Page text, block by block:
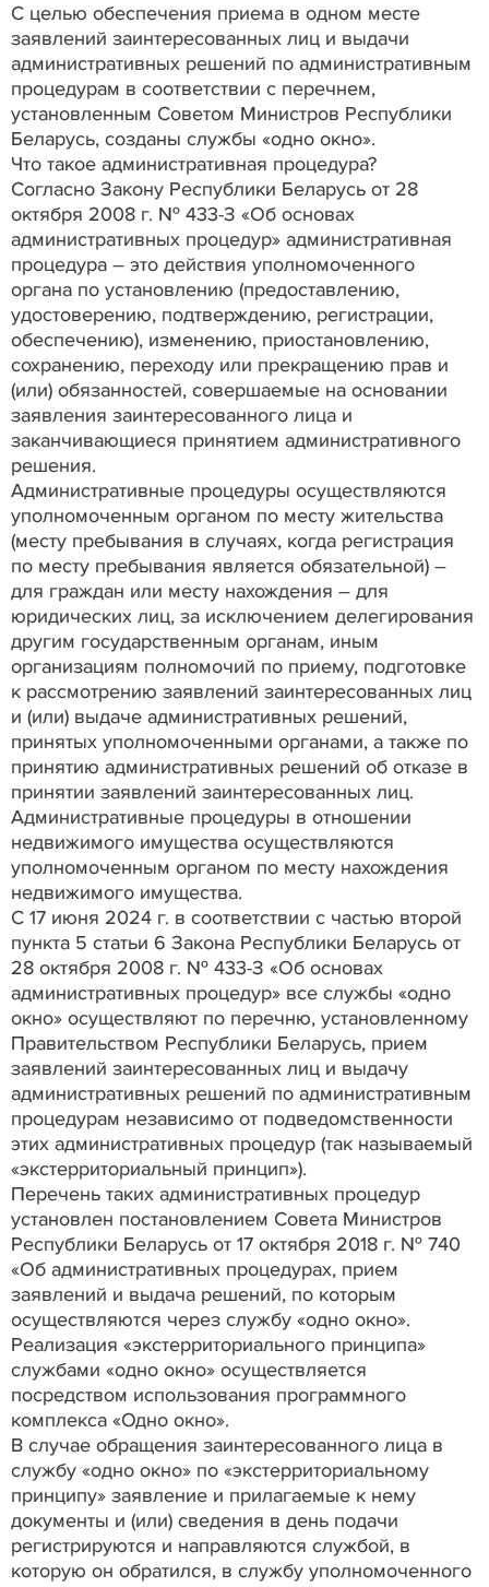
С целью обеспечения приема в одном месте
заявлений заинтересованных лиц и выдачи
административных решений по административным
процедурам в соответствии с перечнем,
установленным Советом Министров Республики
Беларусь, созданы службы «одно окно».
Что такое административная процедура?
Согласно Закону Республики Беларусь от 28
октября 2008 г. № 433-З «Об основах
административных процедур» административная
процедура – это действия уполномоченного
органа по установлению (предоставлению,
удостоверению, подтверждению, регистрации,
обеспечению), изменению, приостановлению,
сохранению, переходу или прекращению прав и
(или) обязанностей, совершаемые на основании
заявления заинтересованного лица и
заканчивающиеся принятием административного
решения.
Административные процедуры осуществляются
уполномоченным органом по месту жительства
(месту пребывания в случаях, когда регистрация
по месту пребывания является обязательной) –
для граждан или месту нахождения – для
юридических лиц, за исключением делегирования
другим государственным органам, иным
организациям полномочий по приему, подготовке
к рассмотрению заявлений заинтересованных лиц
и (или) выдаче административных решений,
принятых уполномоченными органами, а также по
принятию административных решений об отказе в
принятии заявлений заинтересованных лиц.
Административные процедуры в отношении
недвижимого имущества осуществляются
уполномоченным органом по месту нахождения
недвижимого имущества.
С 17 июня 2024 г. в соответствии с частью второй
пункта 5 статьи 6 Закона Республики Беларусь от
28 октября 2008 г. № 433-З «Об основах
административных процедур» все службы «одно
окно» осуществляют по перечню, установленному
Правительством Республики Беларусь, прием
заявлений заинтересованных лиц и выдачу
административных решений по административным
процедурам независимо от подведомственности
этих административных процедур (так называемый
«экстерриториальный принцип»).
Перечень таких административных процедур
установлен постановлением Совета Министров
Республики Беларусь от 17 октября 2018 г. № 740
«Об административных процедурах, прием
заявлений и выдача решений, по которым
осуществляются через службу «одно окно».
Реализация «экстерриториального принципа»
службами «одно окно» осуществляется
посредством использования программного
комплекса «Одно окно».
В случае обращения заинтересованного лица в
службу «одно окно» по «экстерриториальному
принципу» заявление и прилагаемые к нему
документы и (или) сведения в день подачи
регистрируются и направляются службой, в
которую он обратился, в службу уполномоченного